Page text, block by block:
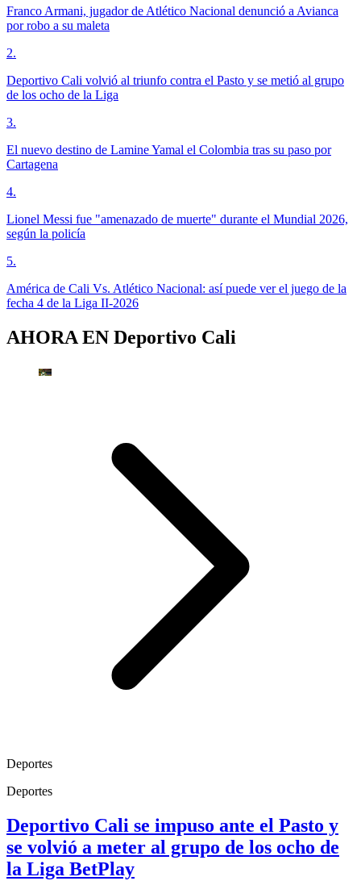
Franco Armani, jugador de Atlético Nacional denunció a Avianca
por robo a su maleta
2.
Deportivo Cali volvió al triunfo contra el Pasto y se metió al grupo
de los ocho de la Liga
3.
El nuevo destino de Lamine Yamal el Colombia tras su paso por
Cartagena
4.
Lionel Messi fue "amenazado de muerte" durante el Mundial 2026,
según la policía
5.
América de Cali Vs. Atlético Nacional: así puede ver el juego de la
fecha 4 de la Liga II-2026
AHORA EN Deportivo Cali
Deportes
Deportes
Deportivo Cali se impuso ante el Pasto y
se volvió a meter al grupo de los ocho de
la Liga BetPlay